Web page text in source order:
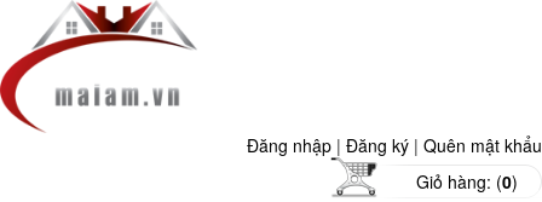
Đăng nhập | Đăng ký | Quên mật khẩu
Giỏ hàng: (0)